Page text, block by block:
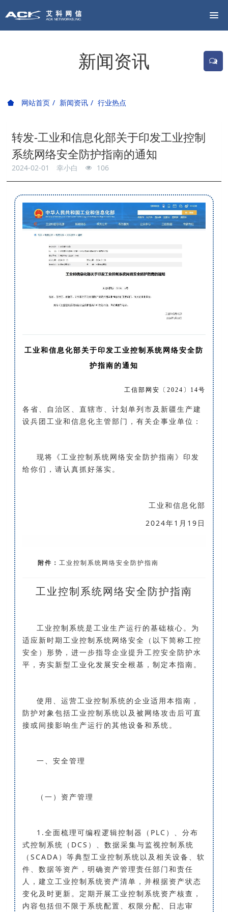
新闻资讯
网站首页 新闻资讯 行业热点
转发-工业和信息化部关于印发工业控制
系统网络安全防护指南的通知
2024-02-01 幸小白 106
工业和信息化部关于印发工业控制系统网络安全防
护指南的通知
工信部网安〔2024〕14号
各省、自治区、直辖市、计划单列市及新疆生产建
设兵团工业和信息化主管部门，有关企事业单位：
现将《工业控制系统网络安全防护指南》印发
给你们，请认真抓好落实。
工业和信息化部
2024年1月19日
附件：工业控制系统网络安全防护指南
工业控制系统网络安全防护指南
工业控制系统是工业生产运行的基础核心。为
适应新时期工业控制系统网络安全（以下简称工控
安全）形势，进一步指导企业提升工控安全防护水
平，夯实新型工业化发展安全根基，制定本指南。
使用、运营工业控制系统的企业适用本指南，
防护对象包括工业控制系统以及被网络攻击后可直
接或间接影响生产运行的其他设备和系统。
一、安全管理
（一）资产管理
1.全面梳理可编程逻辑控制器（PLC）、分布
式控制系统（DCS）、数据采集与监视控制系统
（SCADA）等典型工业控制系统以及相关设备、软
件、数据等资产，明确资产管理责任部门和责任
人，建立工业控制系统资产清单，并根据资产状态
变化及时更新。定期开展工业控制系统资产核查，
内容包括但不限于系统配置、权限分配、日志审